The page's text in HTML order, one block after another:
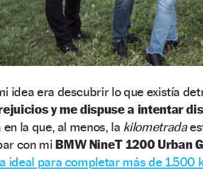
idea era descubrir lo que existía
y me dispuse a intentar
en la que, al menos, la kilometrada
con mi BMW NineT 1200 Urban
ideal para completar más de 1.500